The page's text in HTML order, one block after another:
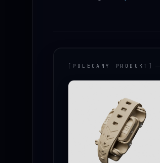
[ POLECANY PRODUKT ]